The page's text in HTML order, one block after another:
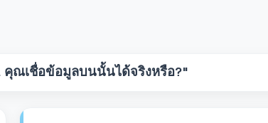
คุณเชื่อข้อมูลบนนั้นได้จริงหรือ?"